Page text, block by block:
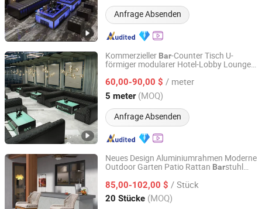
Anfrage Absenden
Kommerzieller Bar-Counter Tisch U-
förmiger modularer Hotel-Lobby Lounge
Möbel
60,00-90,00 $ / meter
5 meter (MOQ)
Anfrage Absenden
Foshan Xinda Furniture Co., Ltd.
Guangdong, China Seit 2023
Neues Design Aluminiumrahmen Moderne
Outdoor Garten Patio Rattan Barstuhl
85,00-102,00 $ / Stück
20 Stücke (MOQ)
Guangzhou YaTing Outdoor Furniture Co., Ltd.
Guangdong, China Seit 2010